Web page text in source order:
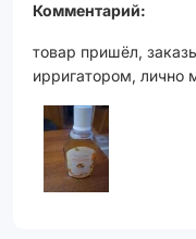
Комментарий:
товар пришёл,
ирригатором, лично